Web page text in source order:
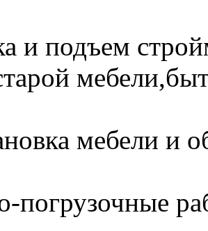
и подъем
мебели и
погрузочные